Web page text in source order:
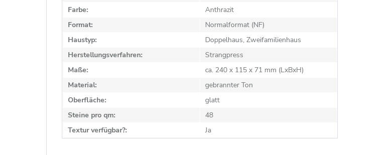
Farbe:
Anthrazit
Format:
Normalformat (NF)
Haustyp:
Doppelhaus, Zweifamilienhaus
Herstellungsverfahren:
Strangpress
Maße:
ca. 240 x 115 x 71 mm (LxBxH)
Material:
gebrannter Ton
Oberfläche:
glatt
Steine pro qm:
48
Textur verfügbar?:
Ja